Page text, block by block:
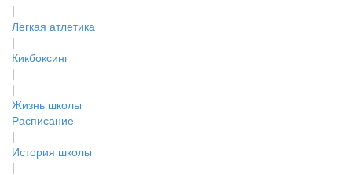
|
Легкая атлетика
|
Кикбоксинг
|
|
Жизнь школы
Расписание
|
История школы
|